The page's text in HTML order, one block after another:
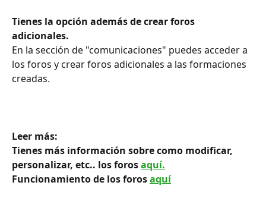
Tienes la opción además de crear foros
adicionales.
En la sección de "comunicaciones" puedes acceder a
los foros y crear foros adicionales a las formaciones
creadas.
Leer más:
Tienes más información sobre como modificar,
personalizar, etc.. los foros aquí.
Funcionamiento de los foros aquí